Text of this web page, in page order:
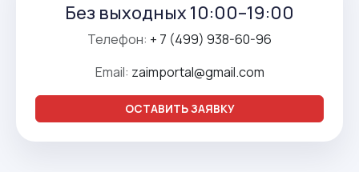
Без выходных 10:00–19:00
Телефон: + 7 (499) 938-60-96
Email: zaimportal@gmail.com
ОСТАВИТЬ ЗАЯВКУ